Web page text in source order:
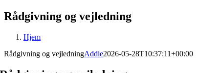
Rådgivning og vejledning
Hjem
Rådgivning og vejledningAddie2026-05-28T10:37:11+00:00